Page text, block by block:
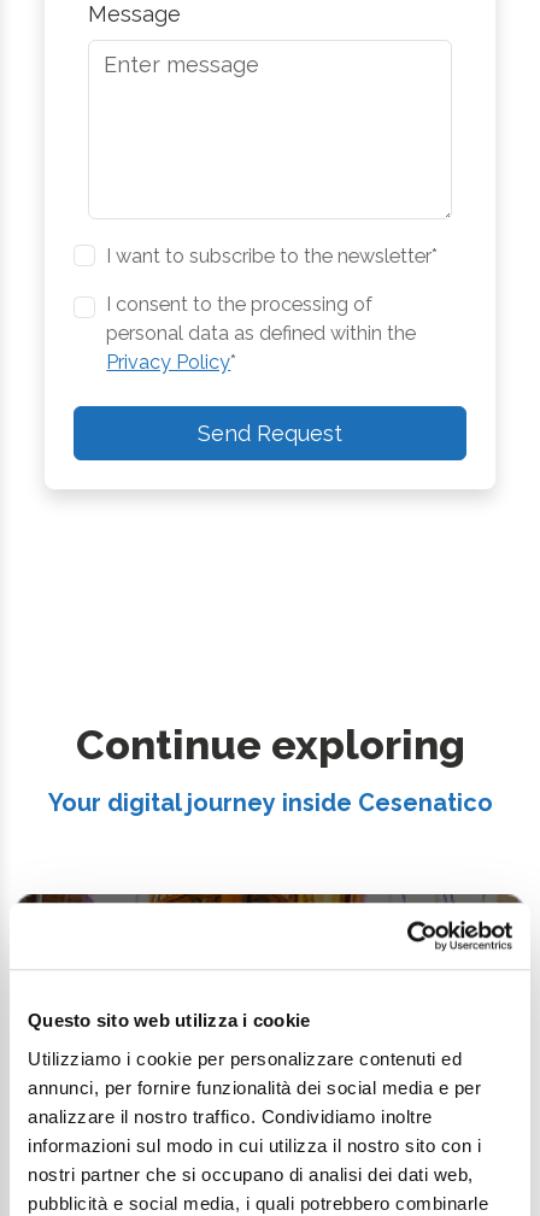
Questo sito web utilizza i cookie
Utilizziamo i cookie per personalizzare contenuti ed
annunci, per fornire funzionalità dei social media e per
analizzare il nostro traffico. Condividiamo inoltre
informazioni sul modo in cui utilizza il nostro sito con i
nostri partner che si occupano di analisi dei dati web,
pubblicità e social media, i quali potrebbero combinarle
Message
I want to subscribe to the newsletter*
I consent to the processing of
personal data as defined within the
Privacy Policy*
Send Request
Continue exploring
Your digital journey inside Cesenatico